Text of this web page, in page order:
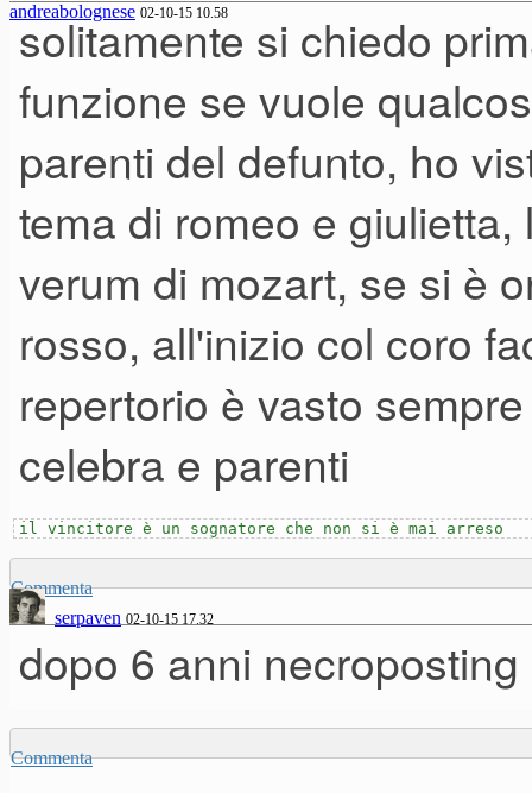
andreabolognese 02-10-15 10.58
solitamente si chiedo
funzione se vuole
parenti del defunto, ho
tema di romeo e
verum di mozart, se si è
rosso, all'inizio col coro
repertorio è vasto
celebra e parenti
il vincitore è un sognatore che non si è mai arreso
Commenta
serpaven 02-10-15 17.32
dopo 6 anni
Commenta